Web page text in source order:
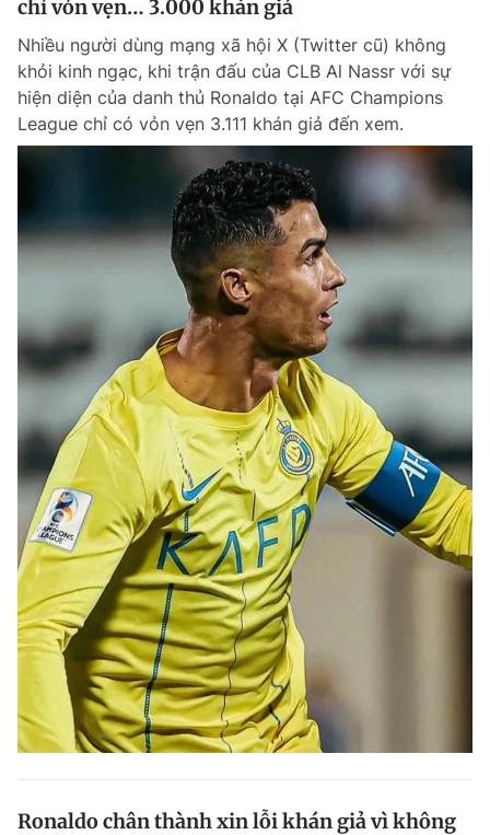
chỉ vỏn vẹn… 3.000 khán giả
Nhiều người dùng mạng xã hội X (Twitter cũ) không
khỏi kinh ngạc, khi trận đấu của CLB Al Nassr với sự
hiện diện của danh thủ Ronaldo tại AFC Champions
League chỉ có vỏn vẹn 3.111 khán giả đến xem.
Ronaldo chân thành xin lỗi khán giả vì không